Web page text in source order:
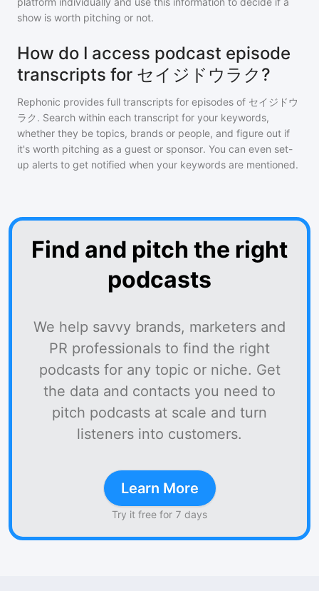
show is worth pitching or not.
How do I access podcast episode
transcripts for セイジドウラク?
Rephonic provides full transcripts for episodes of セイジドウ
ラク. Search within each transcript for your keywords,
whether they be topics, brands or people, and figure out if
it's worth pitching as a guest or sponsor. You can even set-
up alerts to get notified when your keywords are mentioned.
Find and pitch the right
podcasts
We help savvy brands, marketers and
PR professionals to find the right
podcasts for any topic or niche. Get
the data and contacts you need to
pitch podcasts at scale and turn
listeners into customers.
Learn More
Try it free for 7 days